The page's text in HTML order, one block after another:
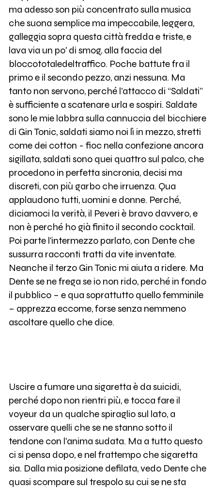
ma adesso son più concentrato sulla musica
che suona semplice ma impeccabile, leggera,
galleggia sopra questa città fredda e triste, e
lava via un po' di smog, alla faccia del
bloccototaledeltraffico. Poche battute fra il
primo e il secondo pezzo, anzi nessuna. Ma
tanto non servono, perché l'attacco di “Saldati”
è sufficiente a scatenare urla e sospiri. Saldate
sono le mie labbra sulla cannuccia del bicchiere
di Gin Tonic, saldati siamo noi lì in mezzo, stretti
come dei cotton - fioc nella confezione ancora
sigillata, saldati sono quei quattro sul palco, che
procedono in perfetta sincronia, decisi ma
discreti, con più garbo che irruenza. Qua
applaudono tutti, uomini e donne. Perché,
diciamoci la verità, il Peveri è bravo davvero, e
non è perché ho già finito il secondo cocktail.
Poi parte l'intermezzo parlato, con Dente che
sussurra racconti tratti da vite inventate.
Neanche il terzo Gin Tonic mi aiuta a ridere. Ma
Dente se ne frega se io non rido, perché in fondo
il pubblico – e qua soprattutto quello femminile
– apprezza eccome, forse senza nemmeno
ascoltare quello che dice.
Uscire a fumare una sigaretta è da suicidi,
perché dopo non rientri più, e tocca fare il
voyeur da un qualche spiraglio sul lato, a
osservare quelli che se ne stanno sotto il
tendone con l'anima sudata. Ma a tutto questo
ci si pensa dopo, e nel frattempo che sigaretta
sia. Dalla mia posizione defilata, vedo Dente che
quasi scompare sul trespolo su cui se ne sta